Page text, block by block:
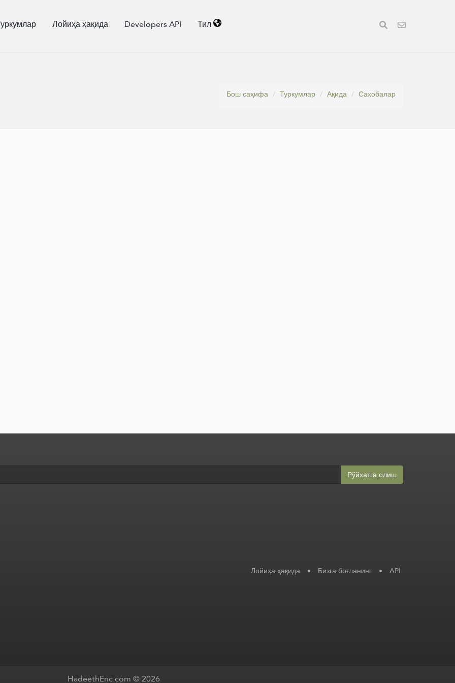
Лойиҳа ҳақида Developers API Тил
Бош саҳифа
Туркумлар Ақида Сахобалар
Рўйхатга олиш
Лойиҳа ҳақида • Бизга боғланинг • API
HadeethEnc.com © 2026